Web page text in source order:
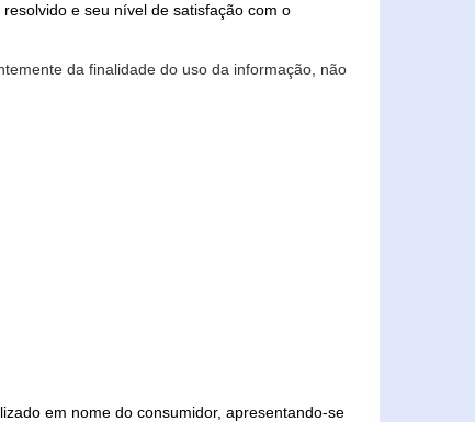
e seu nível de satisfação com o
da finalidade do uso da informação, não
em nome do consumidor, apresentando-se